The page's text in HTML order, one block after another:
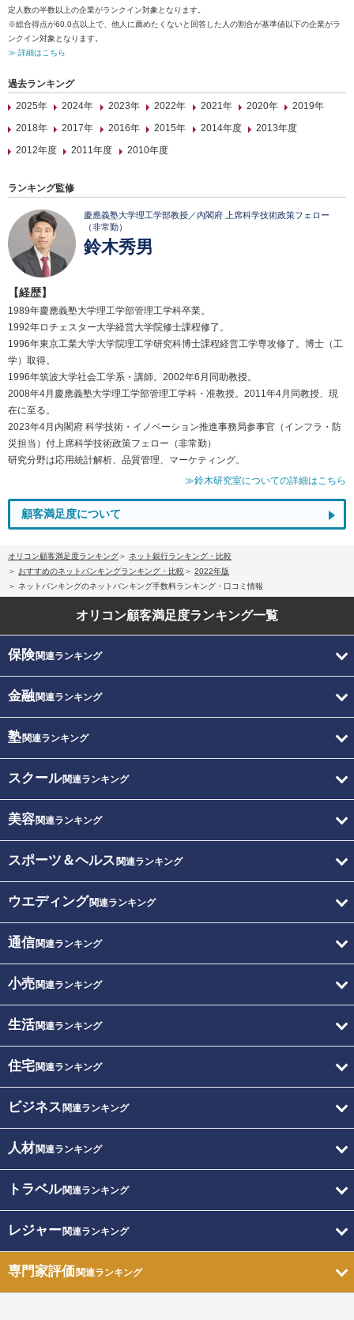
定人数の半数以上の企業がランクイン対象となります。
※総合得点が60.0点以上で、他人に薦めたくないと回答した人の割合が基準値以下の企業がラ
ンクイン対象となります。
≫ 詳細はこちら
過去ランキング
2025年
2024年 2023年 2022年 2021年 2020年
2019年
2018年
2017年 2016年 2015年 2014年度
2013年度
2012年度
2011年度 2010年度
ランキング監修
慶應義塾大学理工学部教授／内閣府 上席科学技術政策フェロー
（非常勤）
鈴木秀男
【経歴】
1989年慶應義塾大学理工学部管理工学科卒業。
1992年ロチェスター大学経営大学院修士課程修了。
1996年東京工業大学大学院理工学研究科博士課程経営工学専攻修了。博士（工
学）取得。
1996年筑波大学社会工学系・講師。2002年6月同助教授。
2008年4月慶應義塾大学理工学部管理工学科・准教授。2011年4月同教授、現
在に至る。
2023年4月内閣府 科学技術・イノベーション推進事務局参事官（インフラ・防
災担当）付上席科学技術政策フェロー（非常勤）
研究分野は応用統計解析、品質管理、マーケティング。
≫鈴木研究室についての詳細はこちら
顧客満足度について
オリコン顧客満足度ランキング
ネット銀行ランキング・比較
おすすめのネットバンキングランキング・比較
2022年版
ネットバンキングのネットバンキング手数料ランキング・口コミ情報
オリコン顧客満足度ランキング一覧
保険関連ランキング
金融関連ランキング
塾関連ランキング
スクール関連ランキング
美容関連ランキング
スポーツ＆ヘルス 関連ランキング
ウエディング関連ランキング
通信関連ランキング
小売関連ランキング
生活関連ランキング
住宅関連ランキング
ビジネス 関連ランキング
人材関連ランキング
トラベル関連ランキング
レジャー関連ランキング
専門家評価関連ランキング